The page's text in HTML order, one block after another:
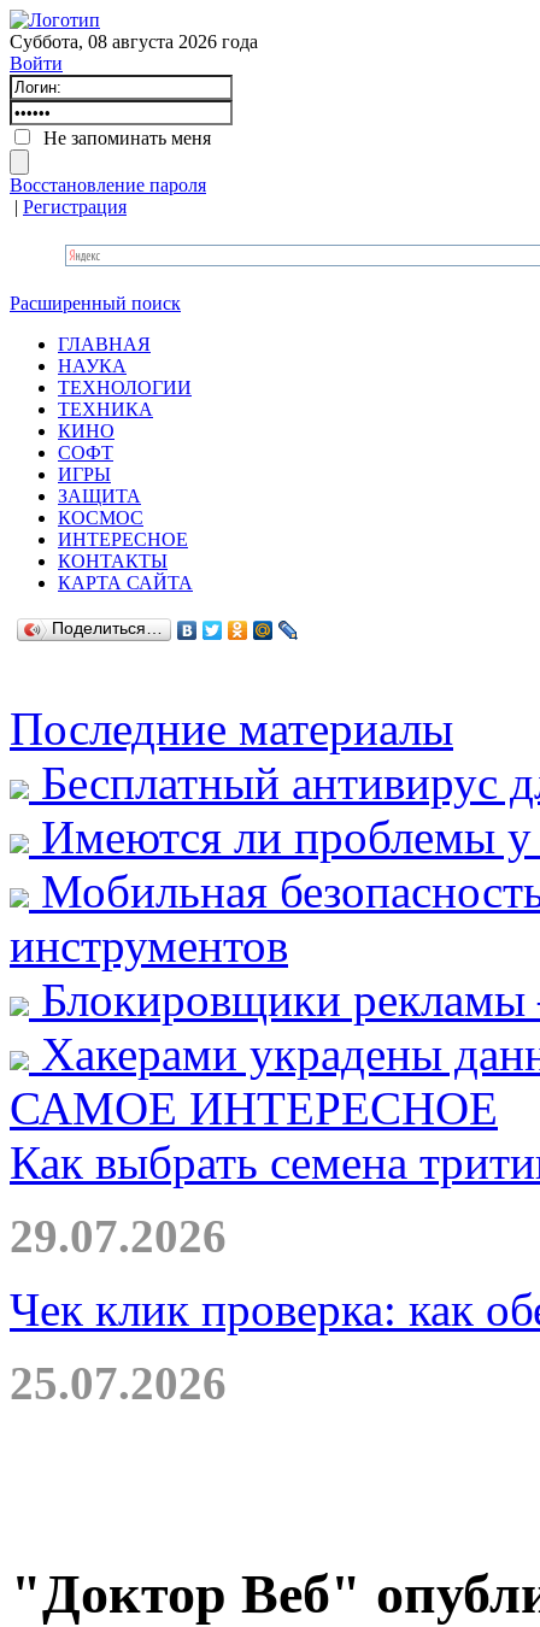
Суббота, 08 августа 2026 года
Войти
Не запоминать меня
Восстановление пароля
| Регистрация
Расширенный поиск
ГЛАВНАЯ
НАУКА
ТЕХНОЛОГИИ
ТЕХНИКА
КИНО
СОФТ
ИГРЫ
ЗАЩИТА
КОСМОС
ИНТЕРЕСНОЕ
КОНТАКТЫ
КАРТА САЙТА
Поделиться…
Последние материалы
Бесплатный антивирус
Имеются ли проблемы у
Мобильная
инструментов
Блокировщики рекламы
Хакерами украдены
САМОЕ ИНТЕРЕСНОЕ
Как выбрать семена
29.07.2026
Чек клик проверка: как
25.07.2026
"Доктор Веб"